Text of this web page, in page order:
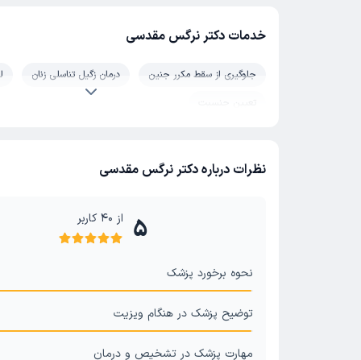
خدمات دکتر نرگس مقدسی
جلوگیری از سقط مکرر جنین درمان زگیل تناسلی زنان
تعیین جنسیت
نظرات درباره دکتر نرگس مقدسی
5 از 40کاربر
نحوه برخورد پزشک
توضیح پزشک در هنگام ویزیت
مهارت پزشک در تشخیص و درمان